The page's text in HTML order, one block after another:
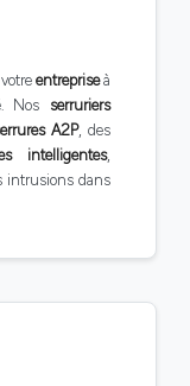
entrepriseà
Nos serruriers
A2P, des
intelligentes,
intrusions dans